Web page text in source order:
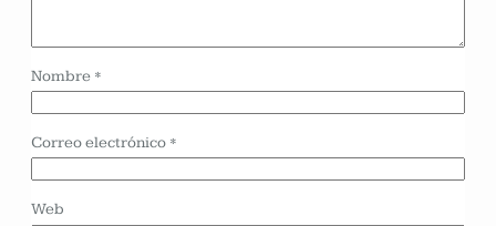
Nombre *
Correo electrónico *
Web